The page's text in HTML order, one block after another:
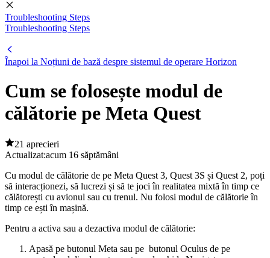
Troubleshooting Steps
Troubleshooting Steps
Înapoi la Noțiuni de bază despre sistemul de operare Horizon
Cum se folosește modul de
călătorie pe Meta Quest
21 aprecieri
Actualizat:acum 16 săptămâni
Cu modul de călătorie de pe Meta Quest 3, Quest 3S și Quest 2, poți
să interacționezi, să lucrezi și să te joci în realitatea mixtă în timp ce
călătorești cu avionul sau cu trenul. Nu folosi modul de călătorie în
timp ce ești în mașină.
Pentru a activa sau a dezactiva modul de călătorie:
Apasă pe butonul Meta sau pe butonul Oculus de pe